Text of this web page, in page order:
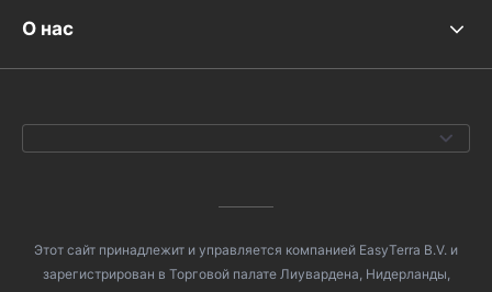
О нас
Этот сайт принадлежит и управляется компанией EasyTerra B.V. и
зарегистрирован в Торговой палате Лиувардена, Нидерланды,